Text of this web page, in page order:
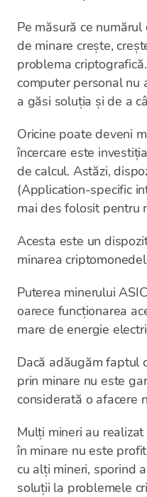
Pe măsură ce
de minare crește,
problema
computer personal nu
a găsi soluția și de a
Oricine poate deveni
încercare este
de calcul. Astăzi,
(Application-specific
mai des folosit pentru
Acesta este un
minarea
Puterea minerului
oarece funcționarea
mare de energie
Dacă adăugăm faptul
prin minare nu este
considerată o afacere
Mulți mineri au
în minare nu este
cu alți mineri, sporind
soluții la problemele